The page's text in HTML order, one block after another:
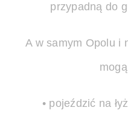
przypadną do
A w samym Opolu i
• pojeździć na